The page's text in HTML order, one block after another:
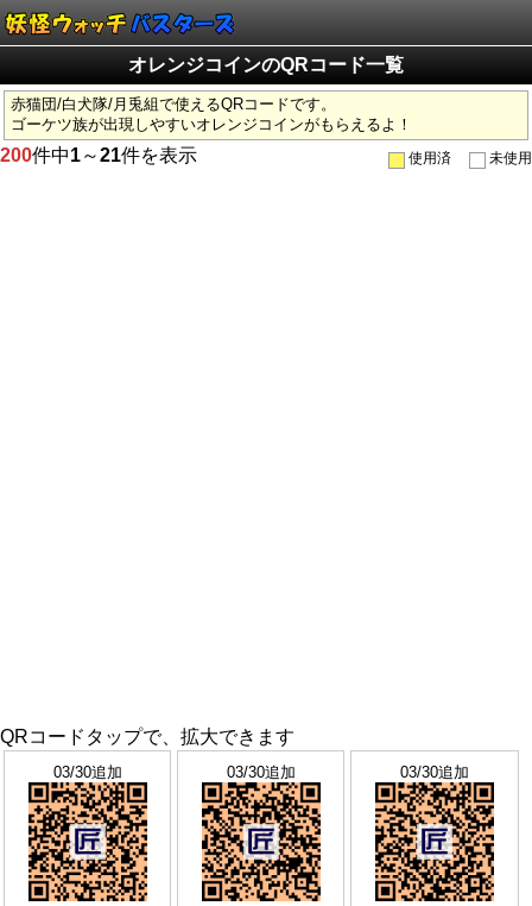
オレンジコインのQRコード一覧
赤猫団/白犬隊/月兎組で使えるQRコードです。
ゴーケツ族が出現しやすいオレンジコインがもらえるよ！
200件中1～21件を表示 使用済 未使用
QRコードタップで、拡大できます
03/30追加 03/30追加 03/30追加